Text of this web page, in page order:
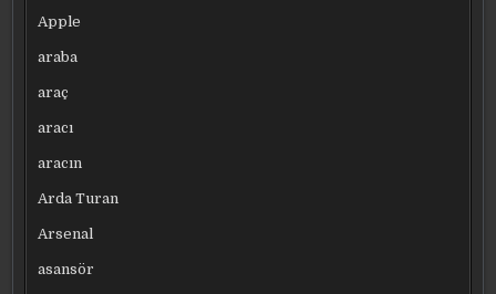
Apple
araba
araç
aracı
aracın
Arda Turan
Arsenal
asansör